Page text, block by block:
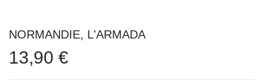
NORMANDIE, L'ARMADA
13,90 €